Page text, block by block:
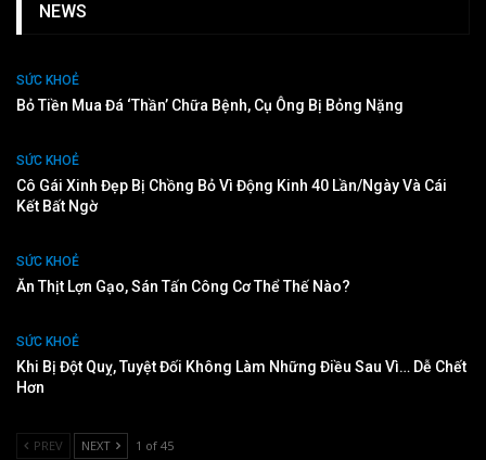
NEWS
SỨC KHOẺ
Bỏ Tiền Mua Đá ‘thần’ Chữa Bệnh, Cụ Ông Bị Bỏng Nặng
SỨC KHOẺ
Cô Gái Xinh Đẹp Bị Chồng Bỏ Vì Động Kinh 40 Lần/ngày Và Cái
Kết Bất Ngờ
SỨC KHOẺ
Ăn Thịt Lợn Gạo, Sán Tấn Công Cơ Thể Thế Nào?
SỨC KHOẺ
Khi Bị Đột Quỵ, Tuyệt Đối Không Làm Những Điều Sau Vì… Dễ Chết
Hơn
PREV NEXT 1 of 45